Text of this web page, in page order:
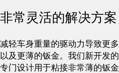
非常灵活的解决方案
减轻车身重量的驱动力导致更
以及更薄的钣金。我们新开发的
专门设计用于粘接非常薄的钣